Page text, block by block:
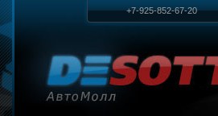
+7-925-852-67-20